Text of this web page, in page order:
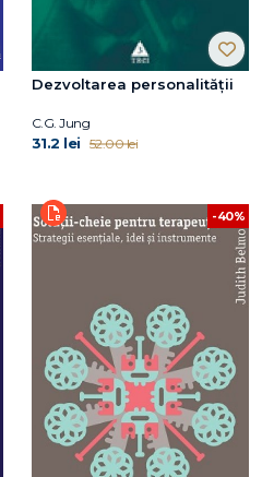
Dezvoltarea personalităţii
C.G. Jung
31.2 lei 52.00 lei
-40%